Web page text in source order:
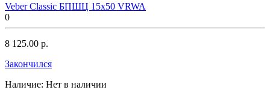
Veber Classic БПШЦ 15x50 VRWA
0
8 125.00 р.
Закончился
Наличие: Нет в наличии